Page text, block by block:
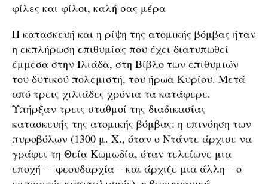
φίλες και φίλοι, καλή σας μέρα
Η κατασκευή και η ρίψη της ατομικής βόμβας ήταν
η εκπλήρωση επιθυμίας που έχει διατυπωθεί
έμμεσα στην Ιλιάδα, στη Βίβλο των επιθυμιών
του δυτικού πολεμιστή, του ήρωα Κυρίου. Μετά
από τρεις χιλιάδες χρόνια τα κατάφερε.
Υπήρξαν τρεις σταθμοί της διαδικασίας
κατασκευής της ατομικής βόμβας: η επινόηση των
πυροβόλων (1300 μ. Χ., όταν ο Ντάντε άρχισε να
γράφει τη Θεία Κωμωδία, όταν τελείωνε μια
εποχή – φεουδαρχία – και άρχιζε μια άλλη – ο